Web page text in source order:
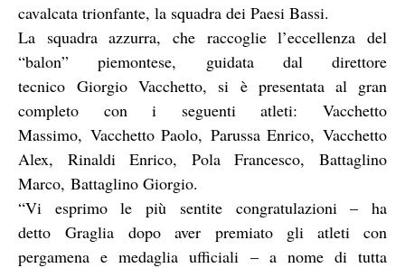
cavalcata trionfante, la squadra dei Paesi Bassi.
La squadra azzurra, che raccoglie l’eccellenza del
“balon” piemontese, guidata dal direttore
tecnico Giorgio Vacchetto, si è presentata al gran
completo con i seguenti atleti: Vacchetto
Massimo, Vacchetto Paolo, Parussa Enrico, Vacchetto
Alex, Rinaldi Enrico, Pola Francesco, Battaglino
Marco, Battaglino Giorgio.
“Vi esprimo le più sentite congratulazioni – ha
detto Graglia dopo aver premiato gli atleti con
pergamena e medaglia ufficiali – a nome di tutta